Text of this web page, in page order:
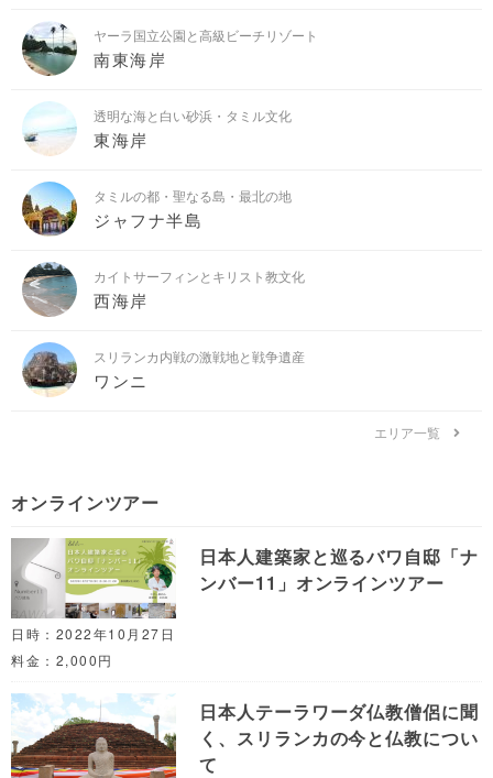
ヤーラ国立公園と高級ビーチリゾート
南東海岸
透明な海と白い砂浜・タミル文化
東海岸
タミルの都・聖なる島・最北の地
ジャフナ半島
カイトサーフィンとキリスト教文化
西海岸
スリランカ内戦の激戦地と戦争遺産
ワンニ
エリア一覧
オンラインツアー
日本人建築家と巡るバワ自邸「ナ
ンバー11」オンラインツアー
日時：2022年10月27日
料金：2,000円
日本人テーラワーダ仏教僧侶に聞
く、スリランカの今と仏教につい
て